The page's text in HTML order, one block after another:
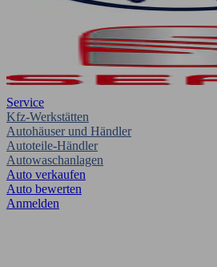
Service
Kfz-Werkstätten
Autohäuser und Händler
Autoteile-Händler
Autowaschanlagen
Auto verkaufen
Auto bewerten
Anmelden